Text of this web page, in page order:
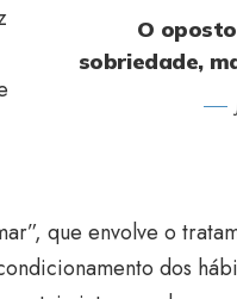
O
sobriedade,
que envolve o
dos